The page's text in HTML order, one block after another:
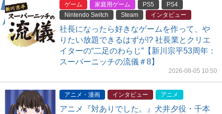
ゲーム 家庭用ゲーム PS5
PS4
Nintendo Switch
Steam インタビュー
社長になったら好きなゲームを作って、や
りたい放題できるはずが!? 社長業とクリエ
イターの“二足のわらじ”【新川宗平53周年：
スーパーニッチの流儀＃8】
2026-08-05 10:50
アニメ・漫画 インタビュー アニメ
アニメ『対ありでした。』犬井夕役・千本